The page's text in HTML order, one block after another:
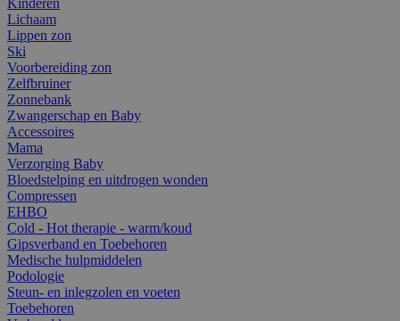
Lichaam
Lippen zon
Ski
Voorbereiding zon
Zelfbruiner
Zonnebank
Zwangerschap en Baby
Accessoires
Mama
Verzorging Baby
Bloedstelping en uitdrogen wonden
Compressen
EHBO
Cold - Hot therapie - warm/koud
Gipsverband en Toebehoren
Medische hulpmiddelen
Podologie
Steun- en inlegzolen en voeten
Toebehoren